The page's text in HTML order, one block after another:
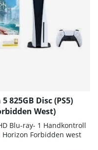
825GB Disc (PS5)
West)
Blu-ray- 1 Handkontroll
Forbidden west